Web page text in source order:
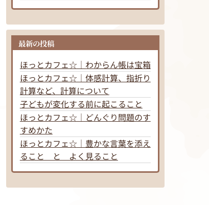
最新の投稿
ほっとカフェ☆｜わからん帳は宝箱
ほっとカフェ☆｜体感計算、指折り
計算など、計算について
子どもが変化する前に起こること
ほっとカフェ☆｜どんぐり問題のす
すめかた
ほっとカフェ☆｜豊かな言葉を添え
ること と よく見ること